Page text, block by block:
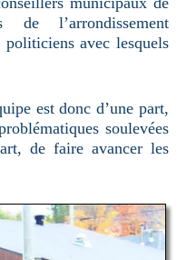
l’arrondissement
avec lesquels
est donc d’une part,
soulevées
de faire avancer les